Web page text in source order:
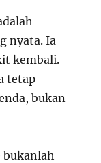
nyata. Ia
kembali.
tetap
bukan
bukanlah